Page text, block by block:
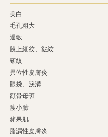
美白
毛孔粗大
過敏
臉上細紋、皺紋
頸紋
異位性皮膚炎
眼袋、淚溝
顴骨母斑
瘦小臉
蘋果肌
脂漏性皮膚炎